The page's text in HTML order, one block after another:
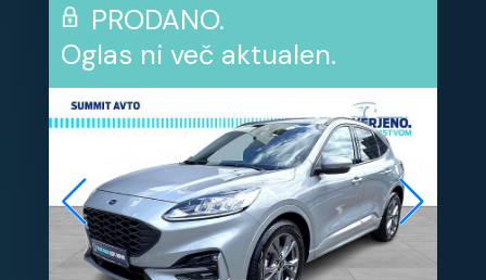
PRODANO.
Oglas ni več aktualen.